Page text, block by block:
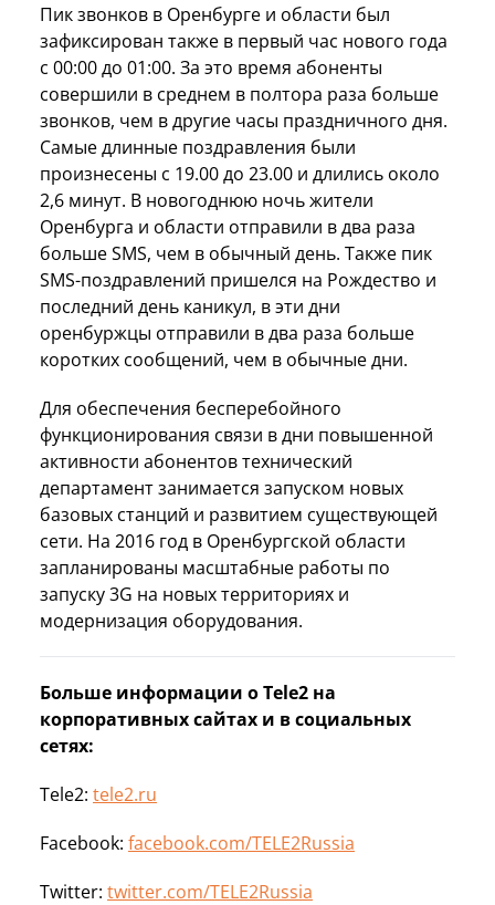
Пик звонков в Оренбурге и области был
зафиксирован также в первый час нового года
с 00:00 до 01:00. За это время абоненты
совершили в среднем в полтора раза больше
звонков, чем в другие часы праздничного дня.
Самые длинные поздравления были
произнесены с 19.00 до 23.00 и длились около
2,6 минут. В новогоднюю ночь жители
Оренбурга и области отправили в два раза
больше SMS, чем в обычный день. Также пик
SMS-поздравлений пришелся на Рождество и
последний день каникул, в эти дни
оренбуржцы отправили в два раза больше
коротких сообщений, чем в обычные дни.
Для обеспечения бесперебойного
функционирования связи в дни повышенной
активности абонентов технический
департамент занимается запуском новых
базовых станций и развитием существующей
сети. На 2016 год в Оренбургской области
запланированы масштабные работы по
запуску 3G на новых территориях и
модернизация оборудования.
Больше информации о Tele2 на
корпоративных сайтах и в социальных
сетях:
Tele2: tele2.ru
Facebook: facebook.com/TELE2Russia
Twitter: twitter.com/TELE2Russia